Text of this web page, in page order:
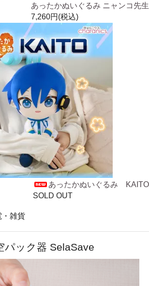
あったかぬいぐるみ ニャンコ先生
7,260円(税込)
あったかぬいぐるみ KAITO
SOLD OUT
・雑貨
パック器 SelaSave